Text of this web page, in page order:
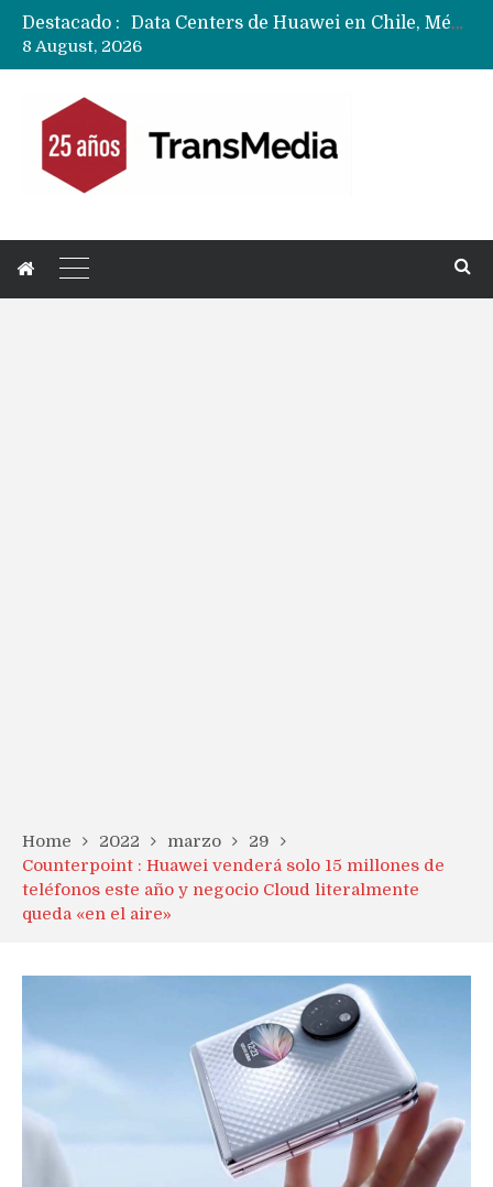
Destacado :
Data Centers de Huawei en Chile, México, Brasil,Perú y Argentina podrían verse afectados por arremetida de EE.UU
8 August, 2026
Home 2022 marzo
29
Counterpoint : Huawei venderá solo 15 millones de
teléfonos este año y negocio Cloud literalmente
queda «en el aire»